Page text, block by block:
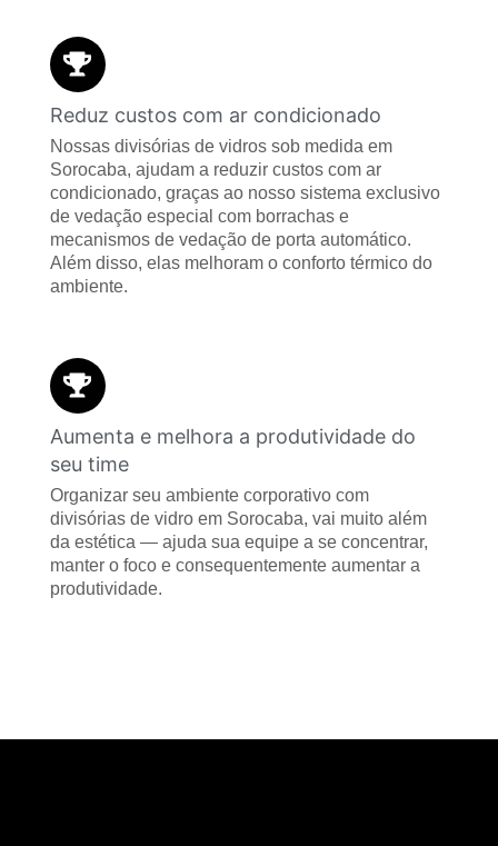
Reduz custos com ar condicionado
Nossas divisórias de vidros sob medida em
Sorocaba, ajudam a reduzir custos com ar
condicionado, graças ao nosso sistema exclusivo
de vedação especial com borrachas e
mecanismos de vedação de porta automático.
Além disso, elas melhoram o conforto térmico do
ambiente.
Aumenta e melhora a produtividade do
seu time
Organizar seu ambiente corporativo com
divisórias de vidro em Sorocaba, vai muito além
da estética — ajuda sua equipe a se concentrar,
manter o foco e consequentemente aumentar a
produtividade.